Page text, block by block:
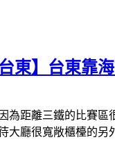
東】台東靠
為距離三鐵的比賽
大廳很寬敞櫃檯的另